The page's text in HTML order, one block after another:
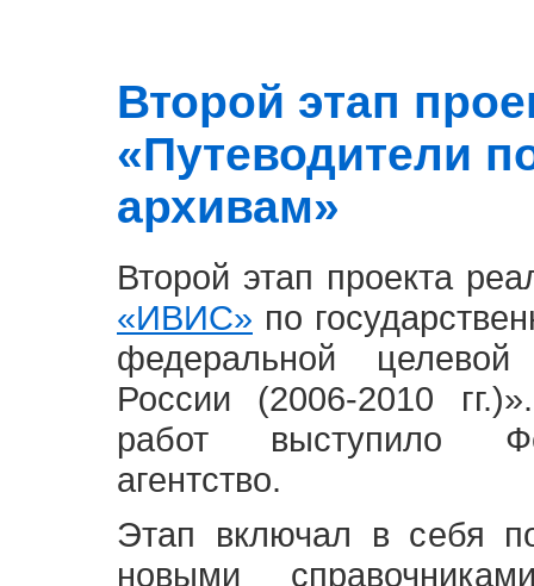
Второй этап
«Путеводители
архивам»
Второй этап проекта
«ИВИС» по
федеральной
России (2006-2010
работ выступило
агентство.
Этап включал в себя
новыми